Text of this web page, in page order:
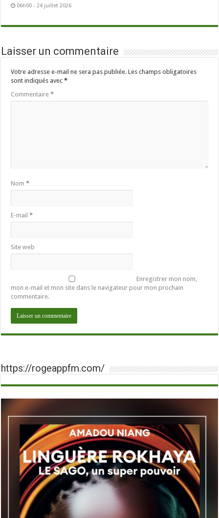
06h00 - 24 juillet 2026
Laisser un commentaire
Votre adresse e-mail ne sera pas publiée. Les champs obligatoires
sont indiqués avec*
Commentaire*
Nom*
E-mail*
Site web
Enregistrer mon nom,
mon e-mail et mon site dans le navigateur pour mon prochain
commentaire.
https://rogeappfm.com/